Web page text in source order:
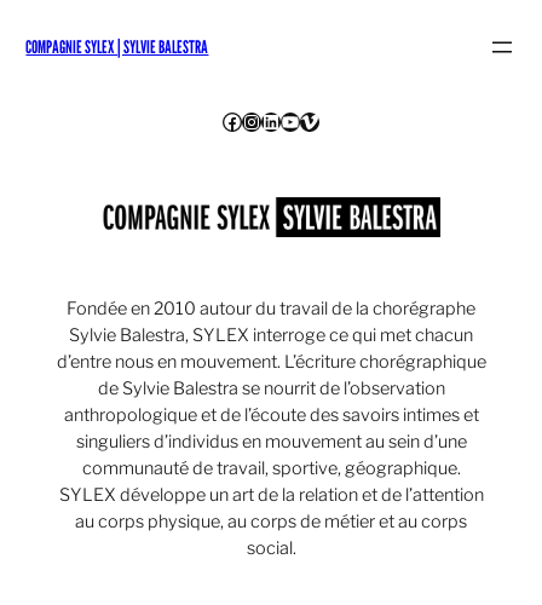
COMPAGNIE SYLEX | SYLVIE BALESTRA
Facebook
Instagram
LinkedIn
YouTube
Vimeo
Fondée en 2010 autour du travail de la chorégraphe
Sylvie Balestra, SYLEX interroge ce qui met chacun
d’entre nous en mouvement. L’écriture chorégraphique
de Sylvie Balestra se nourrit de l’observation
anthropologique et de l’écoute des savoirs intimes et
singuliers d’individus en mouvement au sein d’une
communauté de travail, sportive, géographique.
SYLEX développe un art de la relation et de l’attention
au corps physique, au corps de métier et au corps
social.